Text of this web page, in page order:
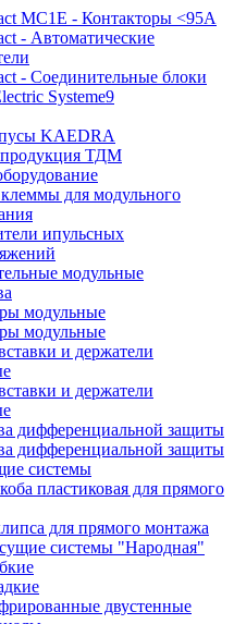
MC1E - Контакторы <95A
- Автоматические
- Соединительные блоки
Systeme9
KAEDRA
продукция ТДМ
для модульного
ипульсных
модульные
модульные
модульные
и держатели
и держатели
дифференциальной защиты
дифференциальной защиты
системы
пластиковая для прямого
для прямого монтажа
системы "Народная"
двустенные